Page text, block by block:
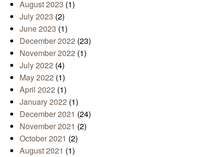
August 2023 (1)
July 2023 (2)
June 2023 (1)
December 2022 (23)
November 2022 (1)
July 2022 (4)
May 2022 (1)
April 2022 (1)
January 2022 (1)
December 2021 (24)
November 2021 (2)
October 2021 (2)
August 2021 (1)